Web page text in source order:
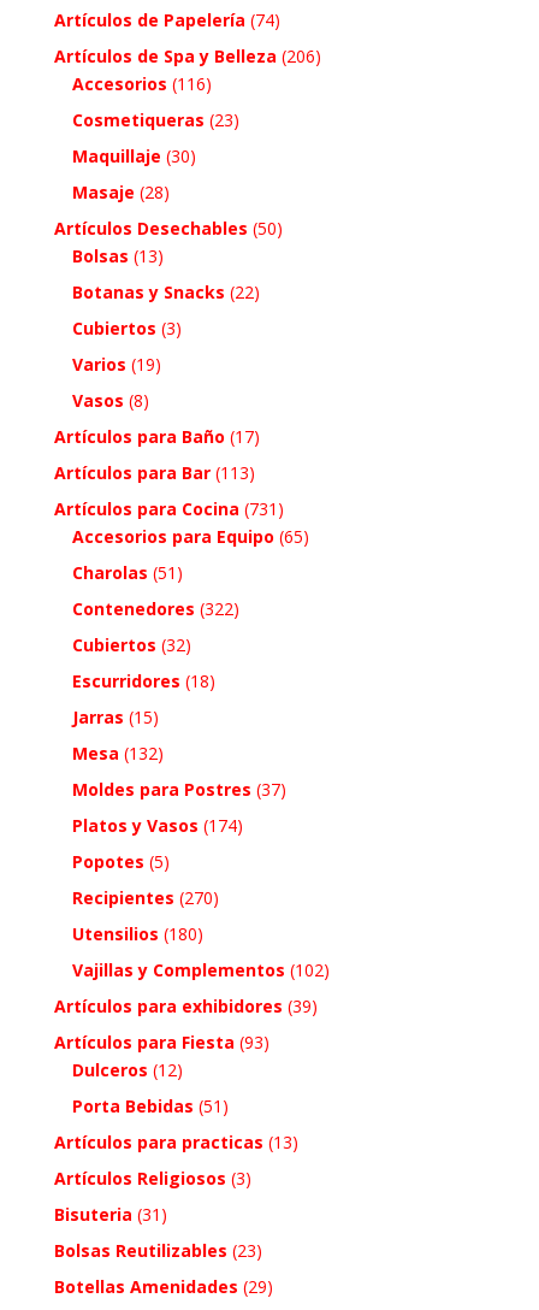
Artículos de Papelería (74)
Artículos de Spa y Belleza (206)
Accesorios (116)
Cosmetiqueras (23)
Maquillaje (30)
Masaje (28)
Artículos Desechables (50)
Bolsas (13)
Botanas y Snacks (22)
Cubiertos (3)
Varios (19)
Vasos (8)
Artículos para Baño (17)
Artículos para Bar (113)
Artículos para Cocina (731)
Accesorios para Equipo (65)
Charolas (51)
Contenedores (322)
Cubiertos (32)
Escurridores (18)
Jarras (15)
Mesa (132)
Moldes para Postres (37)
Platos y Vasos (174)
Popotes (5)
Recipientes (270)
Utensilios (180)
Vajillas y Complementos (102)
Artículos para exhibidores (39)
Artículos para Fiesta (93)
Dulceros (12)
Porta Bebidas (51)
Artículos para practicas (13)
Artículos Religiosos (3)
Bisuteria (31)
Bolsas Reutilizables (23)
Botellas Amenidades (29)